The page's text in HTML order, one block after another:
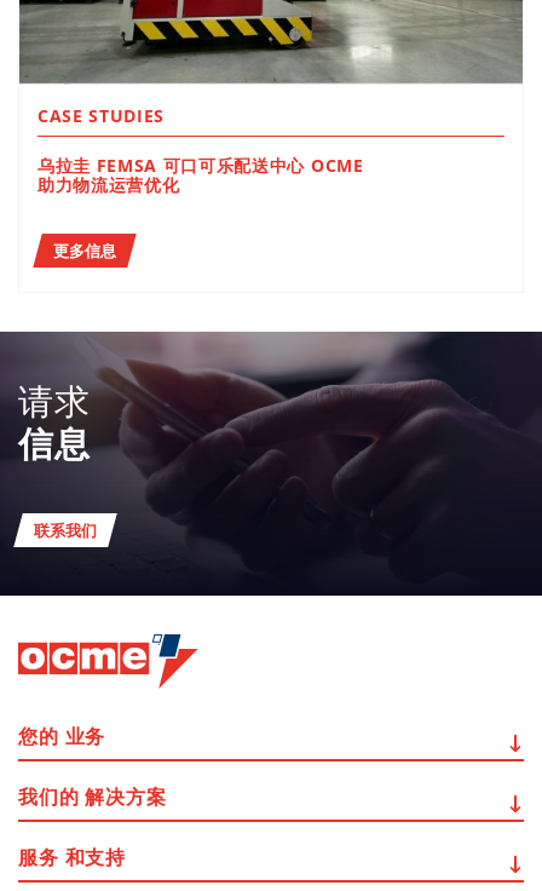
CASE STUDIES
乌拉圭 FEMSA 可口可乐配送中心 OCME
助力物流运营优化
更多信息
请求
信息
联系我们
您的 业务
我们的 解决方案
服务 和支持